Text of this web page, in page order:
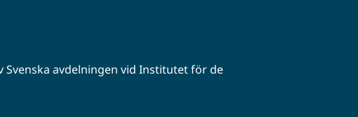
Svenska avdelningen vid Institutet för de